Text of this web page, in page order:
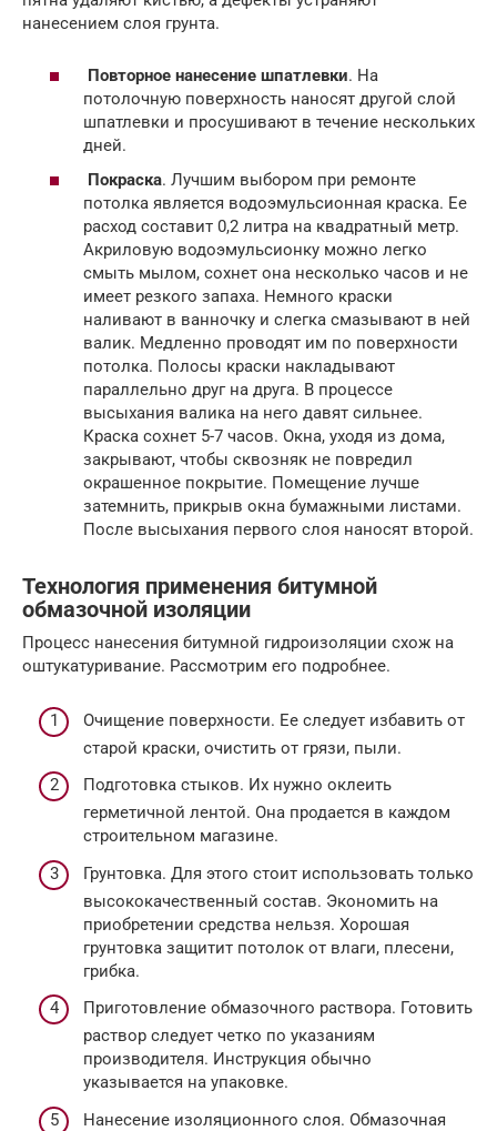
нанесением слоя грунта.
Повторное нанесение шпатлевки. На
потолочную поверхность наносят другой слой
шпатлевки и просушивают в течение нескольких
дней.
Покраска. Лучшим выбором при ремонте
потолка является водоэмульсионная краска. Ее
расход составит 0,2 литра на квадратный метр.
Акриловую водоэмульсионку можно легко
смыть мылом, сохнет она несколько часов и не
имеет резкого запаха. Немного краски
наливают в ванночку и слегка смазывают в ней
валик. Медленно проводят им по поверхности
потолка. Полосы краски накладывают
параллельно друг на друга. В процессе
высыхания валика на него давят сильнее.
Краска сохнет 5-7 часов. Окна, уходя из дома,
закрывают, чтобы сквозняк не повредил
окрашенное покрытие. Помещение лучше
затемнить, прикрыв окна бумажными листами.
После высыхания первого слоя наносят второй.
Технология применения битумной
обмазочной изоляции
Процесс нанесения битумной гидроизоляции схож на
оштукатуривание. Рассмотрим его подробнее.
Очищение поверхности. Ее следует избавить от
старой краски, очистить от грязи, пыли.
Подготовка стыков. Их нужно оклеить
герметичной лентой. Она продается в каждом
строительном магазине.
Грунтовка. Для этого стоит использовать только
высококачественный состав. Экономить на
приобретении средства нельзя. Хорошая
грунтовка защитит потолок от влаги, плесени,
грибка.
Приготовление обмазочного раствора. Готовить
раствор следует четко по указаниям
производителя. Инструкция обычно
указывается на упаковке.
Нанесение изоляционного слоя. Обмазочная